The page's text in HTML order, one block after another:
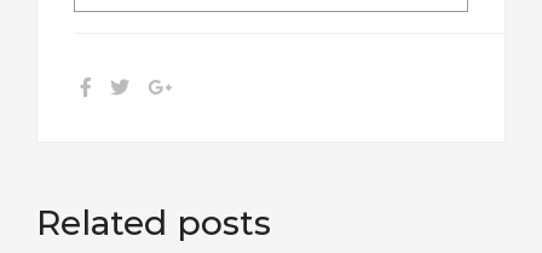
Related posts